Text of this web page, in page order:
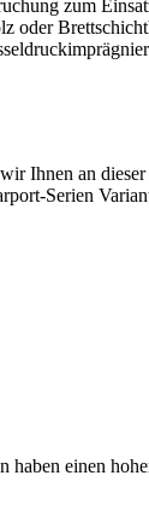
Ihnen an
Serien
haben einen